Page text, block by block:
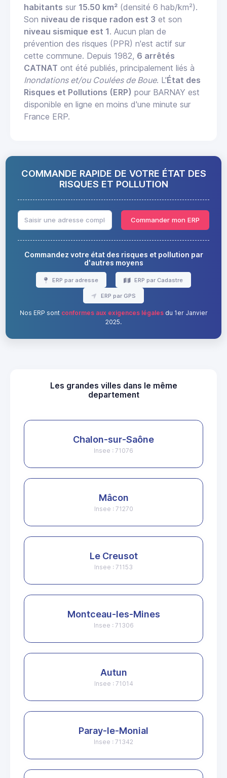
habitants sur 15.50 km² (densité 6 hab/km²).
Son niveau de risque radon est 3 et son
niveau sismique est 1. Aucun plan de
prévention des risques (PPR) n'est actif sur
cette commune. Depuis 1982, 6 arrêtés
CATNAT ont été publiés, principalement liés à
Inondations et/ou Coulées de Boue. L'État des
Risques et Pollutions (ERP) pour BARNAY est
disponible en ligne en moins d'une minute sur
France ERP.
COMMANDE RAPIDE DE VOTRE ÉTAT DES
RISQUES ET POLLUTION
Commander mon ERP
Commandez votre état des risques et pollution par
d'autres moyens
ERP par adresse ERP par Cadastre
ERP par GPS
Nos ERP sont conformes aux exigences légalesdu 1er Janvier
2025.
Les grandes villes dans le même
departement
Chalon-sur-Saône
Insee : 71076
Mâcon
Insee : 71270
Le Creusot
Insee : 71153
Montceau-les-Mines
Insee : 71306
Autun
Insee : 71014
Paray-le-Monial
Insee : 71342